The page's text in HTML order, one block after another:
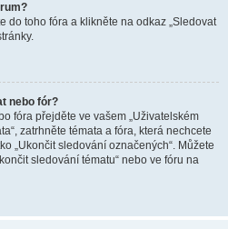
do toho fóra a klikněte na odkaz „Sledovat
nebo fór?
fóra přejděte ve vašem „Uživatelském
zatrhněte témata a fóra, která nechcete
„Ukončit sledování označených“. Můžete
sledování tématu“ nebo ve fóru na